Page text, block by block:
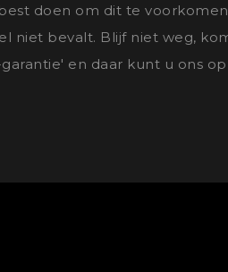
doen om dit te
niet bevalt. Blijf niet weg,
en daar kunt u ons